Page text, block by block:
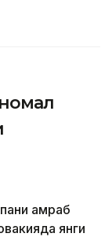
қамраб
янги